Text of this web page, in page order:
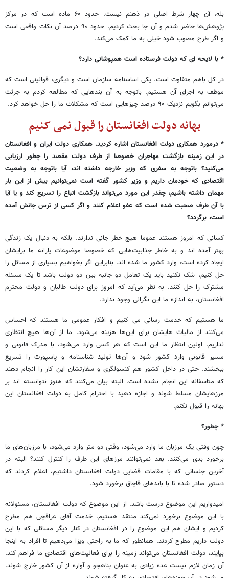
بله، آن چهار شرط اصلی در ذهنم نیست. حدود ۶۰ ماده است که در مرکز
پژوهش‌ها حاضر شدم و آن جا بحث کردیم. حدود ۹۰ درصد آن نکات واقعی است
و اگر طرح مصوب شود خیلی به ما کمک می‌کند.
* با لایحه ای که دولت فرستاده است همپوشانی دارد؟
در کل باهم متفاوت است. یکی اساسنامه سازمان است و دیگری، قوانینی است که
موظف به اجرای آن هستیم. باتوجه به آن بندهایی که مطالعه کردم به جرئت
می‌توانم بگویم نزدیک ۹۰ درصد چیزهایی است که مشکلات ما را حل خواهد کرد.
بهانه دولت افغانستان را قبول نمی کنیم
* درمورد همکاری دولت افغانستان اشاره کردید. همکاری دولت ایران و افغانستان
در این زمینه بازگشت مهاجران خصوصا از طرف دولت مقصد را چطور ارزیابی
می‌کنید؟ باتوجه به سفری که وزیر خارجه داشته اند، آیا باتوجه به وضعیت
اقتصادی که خودمان داریم و وزیر کشور گفته است نمی‌توانیم بیش از این بار
مهمان داشته باشیم، چقدر این مورد می‌تواند بازگشت اتباع را تسریع کند و یا آیا
با آن طرف صحبت شده است که عفو اعلام کنند و اگر کسی از ترس جانش آمده
است، برگردد؟
کسانی که امروز هستند عموما هیچ خطر جانی ندارند. بلکه به دنبال یک زندگی
بهتر آمده اند و به خاطر جذابیت‌هایی که خصوصا موضوعات یارانه ما برایشان
ایجاد کرده است، وارد کشور ما شده اند. بنابراین اگر بخواهیم بسیاری از مسائل را
حل کنیم، شک نکنید باید یک تعامل دو جانبه بین دو دولت باشد تا یک مسئله
مشترک را حل کنند. به نظر می‌آید که امروز برای دولت طالبان و دولت محترم
افغانستان، به اندازه ما این نگرانی وجود ندارد.
ما هستیم که خدمت رسانی می کنیم و افکار عمومی ما هستند که احساس
می‌کنند از مالیات هایشان برای این‌ها هزینه می‌شود. ما از آن‌ها هیچ انتظاری
نداریم. اولین انتظار ما این است که هر کسی وارد می‌شود، با مدرک قانونی و
مسیر قانونی وارد کشور شود و آن‌ها تولید شناسنامه و پاسپورت را تسریع
ببخشند. حتی در داخل کشور هم کنسولگری و سفارتشان این کار را انجام دهند
که متاسفانه این انجام نشده است. البته بیان می‌کنند که هنوز نتوانسته اند بر
مرزهایشان مسلط شوند و اجازه دهید با احترام کامل به دولت افغانستان این
بهانه را قبول نکنم.
* چطور؟
چون وقتی یک مرزبان ما وارد می‌شود، وقتی دو متر وارد می‌شود، با مرزبان‌های ما
برخورد بدی می‌کنند. بعد نمی‌توانند مرزهای این طرف را کنترل کنند؟ البته در
آخرین جلساتی که با مقامات قضایی دولت افغانستان داشتیم، اعلام کردند که
دستور صادر شده تا با باندهای قاچاق برخورد شود.
امیدواریم این موضوع درست باشد. از این موضوع که دولت افغانستان، مسئولانه
با این موضوع برخورد نمی‌کند منتقد هستیم. خدمت آقای عراقچی هم مطرح
کردیم و ایشان هم این موضوع را در افغانستان در کنار دیگر مسائلی که با این
دولت داریم مطرح کردند. همانطور که ما به راحتی ویزا می‌دهیم تا افراد به اینجا
بیایند، دولت افغانستان می‌تواند زمینه را برای فعالیت‌های اقتصادی ما فراهم کند.
آن زمان لازم نیست عده زیادی به عنوان پناهجو و آواره از آن کشور خارج شوند.